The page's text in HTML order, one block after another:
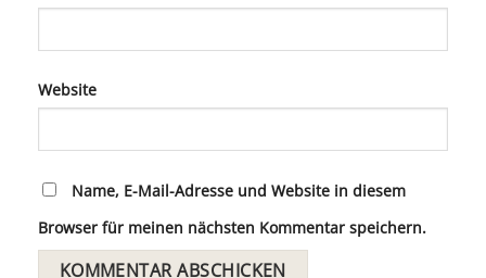
Website
Name, E-Mail-Adresse und Website in diesem
Browser für meinen nächsten Kommentar speichern.